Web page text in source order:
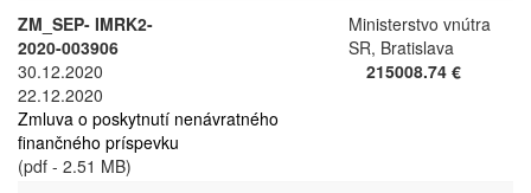
ZM_SEP- IMRK2-
2020-003906
30.12.2020
22.12.2020
Zmluva o poskytnutí nenávratného
finančného príspevku
(pdf - 2.51 MB)
Ministerstvo vnútra
SR, Bratislava
215008.74 €